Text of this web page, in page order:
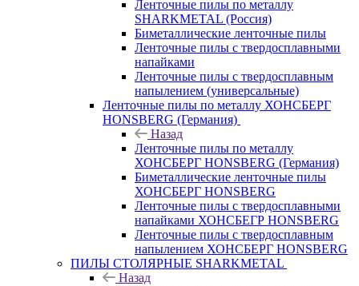
Ленточные пилы по металлу
SHARKMETAL (Россия)
Биметаллические ленточные пилы
Ленточные пилы с твердосплавными
напайками
Ленточные пилы с твердосплавным
напылением (универсальные)
Ленточные пилы по металлу ХОНСБЕРГ
HONSBERG (Германия)
Назад
Ленточные пилы по металлу
ХОНСБЕРГ HONSBERG (Германия)
Биметаллические ленточные пилы
ХОНСБЕРГ HONSBERG
Ленточные пилы с твердосплавными
напайками ХОНСБЕГР HONSBERG
Ленточные пилы с твердосплавным
напылением ХОНСБЕРГ HONSBERG
ПИЛЫ СТОЛЯРНЫЕ SHARKMETAL
Назад